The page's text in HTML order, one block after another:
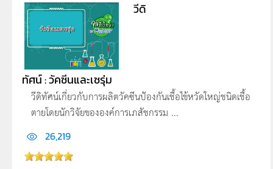
วีดิ
ทัศน์ : วัคซีนและเซรุ่ม
วีดิทัศน์เกี่ยวกับการผลิตวัคซีนป้องกันเชื้อไข้หวัดใหญ่ชนิดเชื้อ
ตายโดยนักวิจัยขององค์การเภสัชกรรม ...
26,219